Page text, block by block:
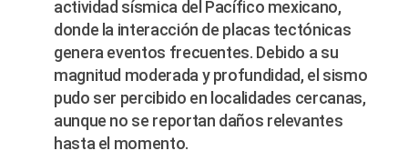
actividad sísmica del Pacífico mexicano,
donde la interacción de placas tectónicas
genera eventos frecuentes. Debido a su
magnitud moderada y profundidad, el sismo
pudo ser percibido en localidades cercanas,
aunque no se reportan daños relevantes
hasta el momento.